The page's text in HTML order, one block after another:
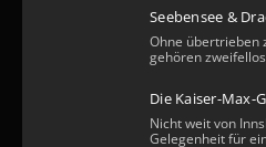
Seebensee &
Ohne übertrieben
gehören
Die Kaiser-Max-
Nicht weit von
Gelegenheit für